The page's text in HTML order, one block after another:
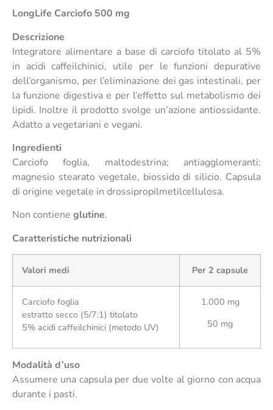
LongLife Carciofo 500 mg
Descrizione
Integratore alimentare a base di carciofo titolato al 5%
in acidi caffeilchinici, utile per le funzioni depurative
dell’organismo, per l’eliminazione dei gas intestinali, per
la funzione digestiva e per l’effetto sul metabolismo dei
lipidi. Inoltre il prodotto svolge un’azione antiossidante.
Adatto a vegetariani e vegani.
Ingredienti
Carciofo foglia, maltodestrina; antiagglomeranti:
magnesio stearato vegetale, biossido di silicio. Capsula
di origine vegetale in drossipropilmetilcellulosa.
Non contiene glutine.
Caratteristiche nutrizionali
Valori medi Per 2 capsule
Carciofo foglia
estratto secco (5/7:1) titolato
5% acidi caffeilchinici (metodo UV)
1.000 mg
50 mg
Modalità d’uso
Assumere una capsula per due volte al giorno con acqua
durante i pasti.